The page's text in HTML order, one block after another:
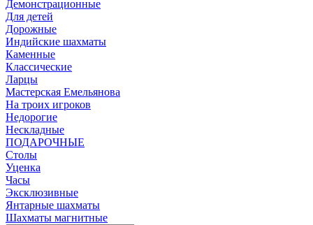
Демонстрационные
Для детей
Дорожные
Индийские шахматы
Каменные
Классические
Ларцы
Мастерская Емельянова
На троих игроков
Недорогие
Нескладные
ПОДАРОЧНЫЕ
Столы
Уценка
Часы
Эксклюзивные
Янтарные шахматы
Шахматы магнитные